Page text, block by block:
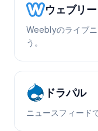
ウェブリー
Weeblyのライブ
う。
ドラパル
ニュースフィード